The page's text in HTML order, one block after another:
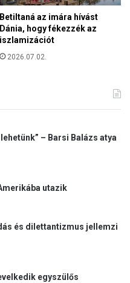
Betiltaná az imára hívást
Dánia, hogy fékezzék az
iszlamizációt
2026.07.02.
– Barsi Balázs atya
utazik
és dilettantizmus jellemzi
egyszülős